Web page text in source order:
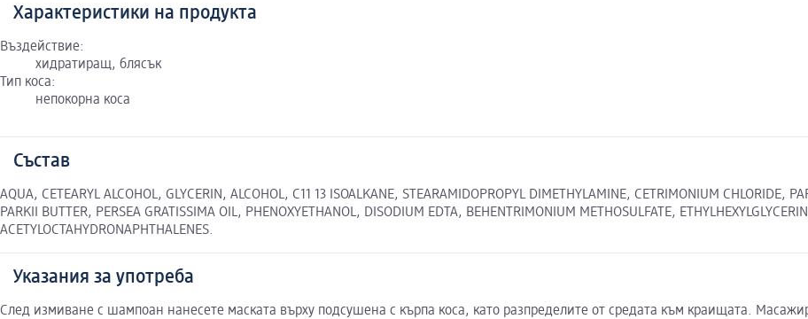
Характеристики на продукта
Въздействие:
хидратиращ, блясък
Тип коса:
непокорна коса
Състав
AQUA, CETEARYL ALCOHOL, GLYCERIN, ALCOHOL, C11 13 ISOALKANE, STEARAMIDOPROPYL DIMETHYLAMINE, CETRIMONIUM CHLORIDE,
PARKII BUTTER, PERSEA GRATISSIMA OIL, PHENOXYETHANOL, DISODIUM EDTA, BEHENTRIMONIUM METHOSULFATE,
ACETYLOCTAHYDRONAPHTHALENES.
Указания за употреба
След измиване с шампоан нанесете маската върху подсушена с кърпа коса, като разпределите от средата към краищата.